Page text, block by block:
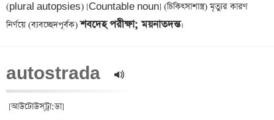
(plural autopsies) [Countable noun] (চিকিৎসাশাস্ত্র) মৃত্যুর কারণ
নির্ণয়ে (ব্যবচ্ছেদপূর্বক) শবদেহ পরীক্ষা; ময়নাতদন্ত
autostrada
[আউটোউস্‌ট্রা:ডা]